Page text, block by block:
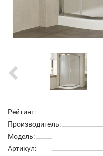
Рейтинг:
Производитель:
Модель:
Артикул: